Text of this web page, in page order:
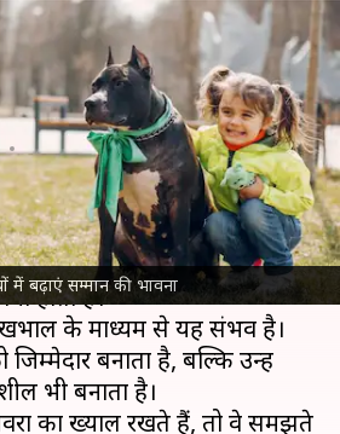
में बढ़ाएं सम्मान की भावना
के जरिए बच्चों में
है सम्मान की
तरीक
07:39 am
की भावना विकसित करना
के माध्यम से यह संभव है।
बनाता है, बल्कि उन्हें
भी बनाता है।
का ख्याल रखते हैं, तो वे समझते